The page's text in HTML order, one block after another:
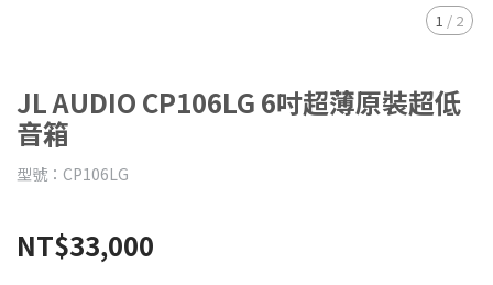
1 / 2
JL AUDIO CP106LG 6吋超薄原裝超低
音箱
型號：CP106LG
NT$33,000